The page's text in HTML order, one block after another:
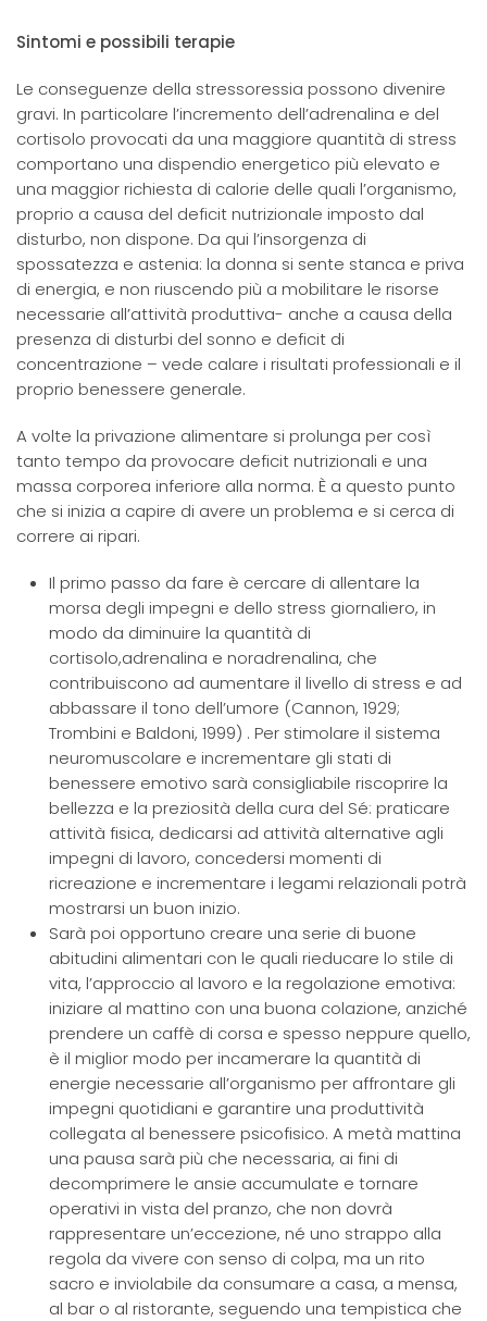
Sintomi e possibili terapie
Le conseguenze della stressoressia possono divenire
gravi. In particolare l’incremento dell’adrenalina e del
cortisolo provocati da una maggiore quantità di stress
comportano una dispendio energetico più elevato e
una maggior richiesta di calorie delle quali l’organismo,
proprio a causa del deficit nutrizionale imposto dal
disturbo, non dispone. Da qui l’insorgenza di
spossatezza e astenia: la donna si sente stanca e priva
di energia, e non riuscendo più a mobilitare le risorse
necessarie all’attività produttiva- anche a causa della
presenza di disturbi del sonno e deficit di
concentrazione – vede calare i risultati professionali e il
proprio benessere generale.
A volte la privazione alimentare si prolunga per così
tanto tempo da provocare deficit nutrizionali e una
massa corporea inferiore alla norma. È a questo punto
che si inizia a capire di avere un problema e si cerca di
correre ai ripari.
Il primo passo da fare è cercare di allentare la
morsa degli impegni e dello stress giornaliero, in
modo da diminuire la quantità di
cortisolo,adrenalina e noradrenalina, che
contribuiscono ad aumentare il livello di stress e ad
abbassare il tono dell’umore (Cannon, 1929;
Trombini e Baldoni, 1999) . Per stimolare il sistema
neuromuscolare e incrementare gli stati di
benessere emotivo sarà consigliabile riscoprire la
bellezza e la preziosità della cura del Sé: praticare
attività fisica, dedicarsi ad attività alternative agli
impegni di lavoro, concedersi momenti di
ricreazione e incrementare i legami relazionali potrà
mostrarsi un buon inizio.
Sarà poi opportuno creare una serie di buone
abitudini alimentari con le quali rieducare lo stile di
vita, l’approccio al lavoro e la regolazione emotiva:
iniziare al mattino con una buona colazione, anziché
prendere un caffè di corsa e spesso neppure quello,
è il miglior modo per incamerare la quantità di
energie necessarie all’organismo per affrontare gli
impegni quotidiani e garantire una produttività
collegata al benessere psicofisico. A metà mattina
una pausa sarà più che necessaria, ai fini di
decomprimere le ansie accumulate e tornare
operativi in vista del pranzo, che non dovrà
rappresentare un’eccezione, né uno strappo alla
regola da vivere con senso di colpa, ma un rito
sacro e inviolabile da consumare a casa, a mensa,
al bar o al ristorante, seguendo una tempistica che